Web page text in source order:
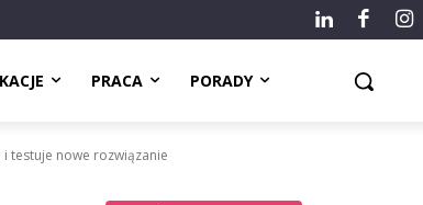
PRACA PORADY
testuje nowe rozwiązanie